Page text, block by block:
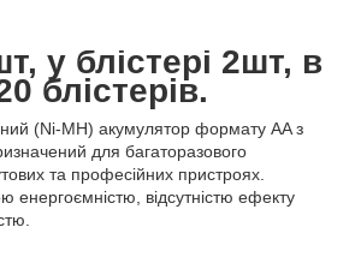
у блістері 2шт, в
блістерів.
(Ni-MH) акумулятор формату AA з
для багаторазового
та професійних пристроях.
енергоємністю, відсутністю ефекту